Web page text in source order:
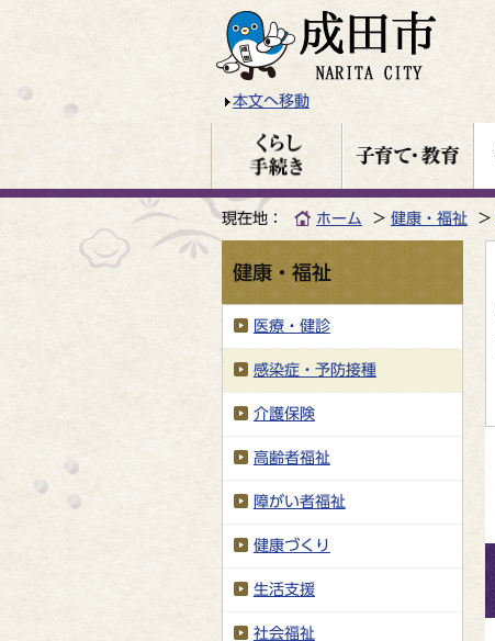
本文へ移動
現在地： ホーム 健康・福祉
健康・福祉
医療・健診
感染症・予防接種
介護保険
高齢者福祉
障がい者福祉
健康づくり
生活支援
社会福祉